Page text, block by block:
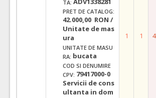
TA:
PRET DE CATALOG:
42.000,00 RON /
Unitate de mas
ura
UNITATE DE MASU
RA: bucata
COD SI DENUMIRE
CPV: 79417000-0
Servicii de cons
ultanta in dom
1 1